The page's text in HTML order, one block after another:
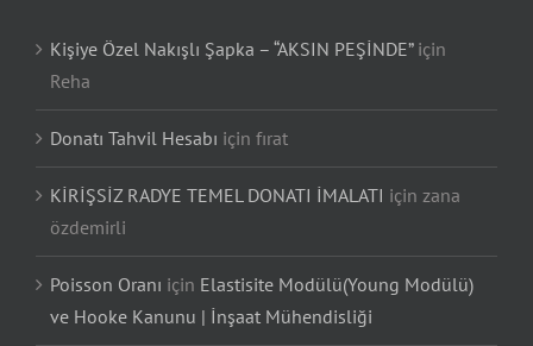
Kişiye Özel Nakışlı Şapka – “AKSIN PEŞİNDE”için
Reha
Donatı Tahvil Hesabı için fırat
KİRİŞSİZ RADYE TEMEL DONATI İMALATI için zana
özdemirli
Poisson Oranı için Elastisite Modülü(Young Modülü)
ve Hooke Kanunu | İnşaat Mühendisliği